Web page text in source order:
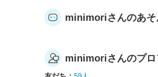
minimoriさんのあそ
minimoriさんのプロ